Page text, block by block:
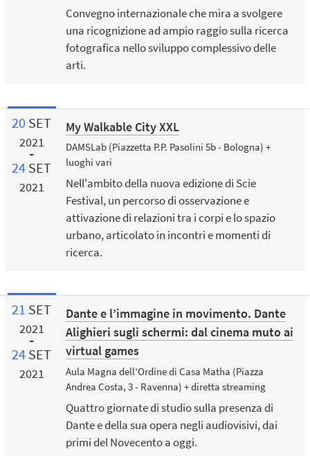
Convegno internazionale che mira a svolgere
una ricognizione ad ampio raggio sulla ricerca
fotografica nello sviluppo complessivo delle
arti.
20 SET
2021
24 SET
2021
My Walkable City XXL
DAMSLab (Piazzetta P.P. Pasolini 5b - Bologna) +
luoghi vari
Nell'ambito della nuova edizione di Scie
Festival, un percorso di osservazione e
attivazione di relazioni tra i corpi e lo spazio
urbano, articolato in incontri e momenti di
ricerca.
21 SET
2021
24 SET
2021
Dante e l’immagine in movimento. Dante
Alighieri sugli schermi: dal cinema muto ai
virtual games
Aula Magna dell’Ordine di Casa Matha (Piazza
Andrea Costa, 3 - Ravenna) + diretta streaming
Quattro giornate di studio sulla presenza di
Dante e della sua opera negli audiovisivi, dai
primi del Novecento a oggi.